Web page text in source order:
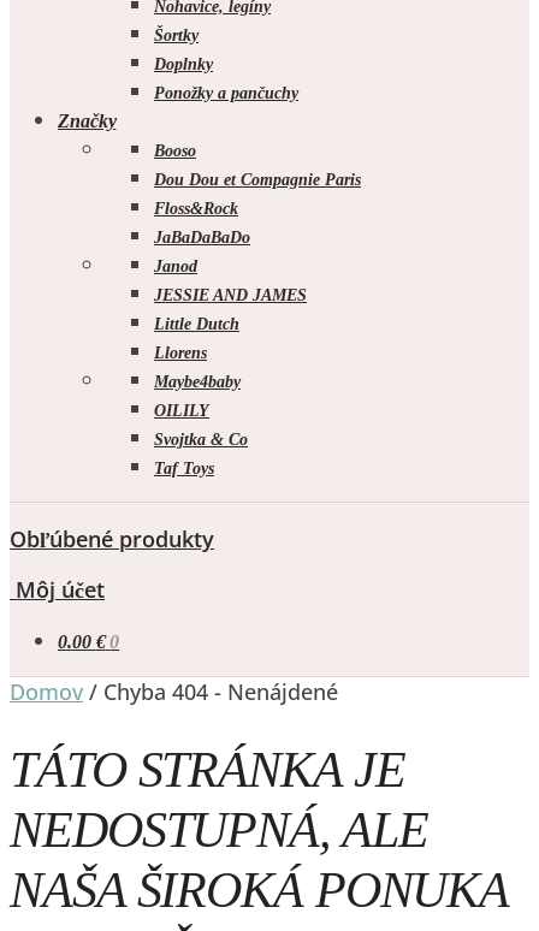
Nohavice, legíny
Šortky
Doplnky
Ponožky a pančuchy
Značky
Booso
Dou Dou et Compagnie Paris
Floss&Rock
JaBaDaBaDo
Janod
JESSIE AND JAMES
Little Dutch
Llorens
Maybe4baby
OILILY
Svojtka & Co
Taf Toys
Obľúbené produkty
Môj účet
0.00 € 0
Domov / Chyba 404 - Nenájdené
TÁTO STRÁNKA JE
NEDOSTUPNÁ, ALE
NAŠA ŠIROKÁ PONUKA